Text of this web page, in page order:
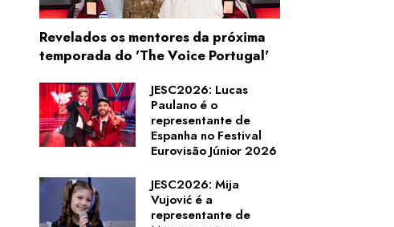
Revelados os mentores da próxima
temporada do 'The Voice Portugal'
JESC2026: Lucas
Paulano é o
representante de
Espanha no Festival
Eurovisão Júnior 2026
JESC2026: Mija
Vujović é a
representante de